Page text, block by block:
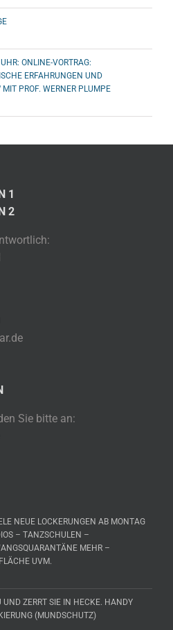
ONLINE-VORTRAG:
ERFAHRUNGEN UND
MIT PROF. WERNER PLUMPE
1
2
Sie bitte an:
NEUE LOCKERUNGEN AB MONTAG
– TANZSCHULEN –
MEHR –
UVM.
ZERRT SIE IN HECKE. HANDY
(MUNDSCHUTZ)